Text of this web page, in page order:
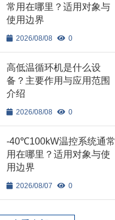
常用在哪里？适用对象与
使用边界
2026/08/08 0
高低温循环机是什么设
备？主要作用与应用范围
介绍
2026/08/08 0
-40℃100kW温控系统通常
用在哪里？适用对象与使
用边界
2026/08/07 0